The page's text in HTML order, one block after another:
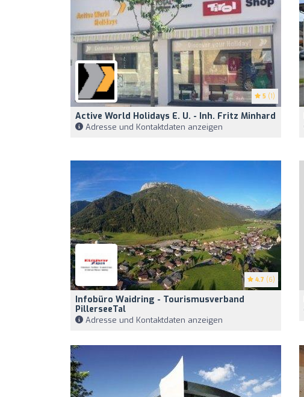
5 (1)
Active World Holidays E. U. - Inh. Fritz Minhard
Adresse und Kontaktdaten anzeigen
4.7 (6)
Infobüro Waidring - Tourismusverband
PillerseeTal
Adresse und Kontaktdaten anzeigen